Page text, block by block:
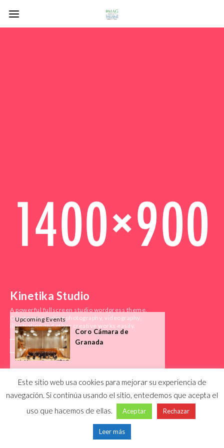
Kinetika Studio
A powerful fullscreen studio wordpress theme.
Create your online photography, videography,
illustration and other creative works easily.
PURCHASE
Upcoming Events
Coro Cámara de
Granada
Este sitio web usa cookies para mejorar su experiencia de
navegación. Si continúa usando el sitio, entedemos que acepta el
uso que hacemos de ellas.
Aceptar Rechazar
Leer más